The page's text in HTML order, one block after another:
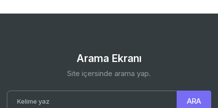
Arama Ekranı
Site içersinde arama yap.